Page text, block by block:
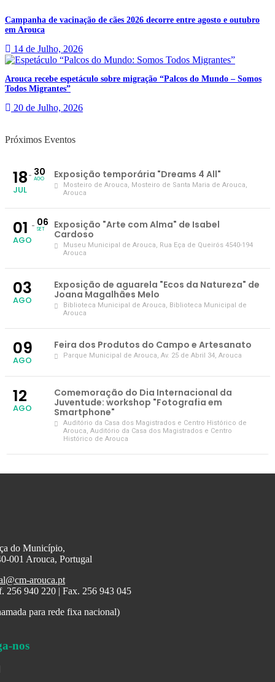
Campanha de vacinação de cães 2026 decorre entre agosto e outubro
em Arouca
14 de Julho, 2026
Arouca recebe espetáculo sobre migração “Palcos do Mundo – Somos
Todos Migrantes”
20 de Julho, 2026
Próximos Eventos
18
JUL
30
AGO Exposição temporária "Dreams 4 All"
Mosteiro de Arouca, Mosteiro de Santa Maria de Arouca,
Arouca
01
AGO
06
SET
Exposição "Arte com Alma" de Isabel
Cardoso
Museu Municipal de Arouca, Rua Eça de Queirós 4540-194
Arouca
03
AGO
Exposição de aguarela "Ecos da Natureza" de
Joana Magalhães Melo
Biblioteca Municipal de Arouca, Biblioteca Municipal de
Arouca
09
AGO
Feira dos Produtos do Campo e Artesanato
Parque Municipal de Arouca, Av. 25 de Abril 34, Arouca
12
AGO
Comemoração do Dia Internacional da
Juventude: workshop "Fotografia em
Smartphone"
Auditório da Casa dos Magistrados e Centro Histórico de
Arouca, Auditório da Casa dos Magistrados e Centro
Histórico de Arouca
do Município,
001 Arouca, Portugal
arouca.pt
256 940 220 | Fax. 256 943 045
para rede fixa nacional)
nos